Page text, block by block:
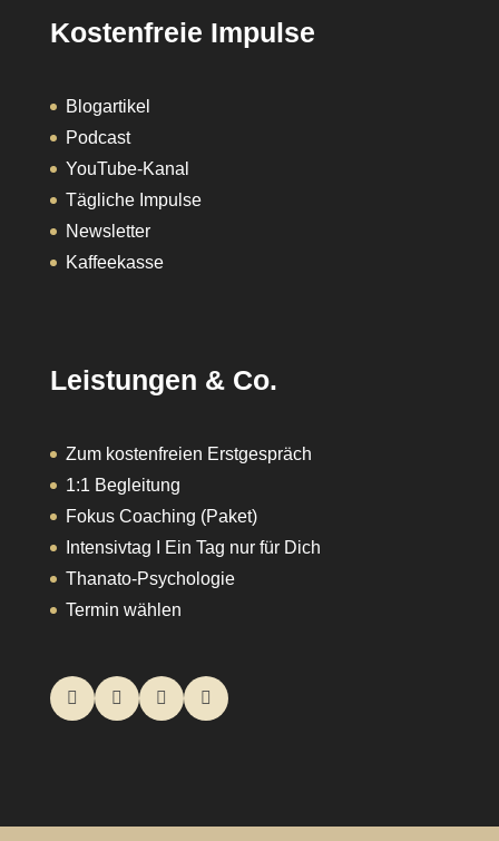
Kostenfreie Impulse
Blogartikel
Podcast
YouTube-Kanal
Tägliche Impulse
Newsletter
Kaffeekasse
Leistungen & Co.
Zum kostenfreien Erstgespräch
1:1 Begleitung
Fokus Coaching (Paket)
Intensivtag I Ein Tag nur für Dich
Thanato-Psychologie
Termin wählen